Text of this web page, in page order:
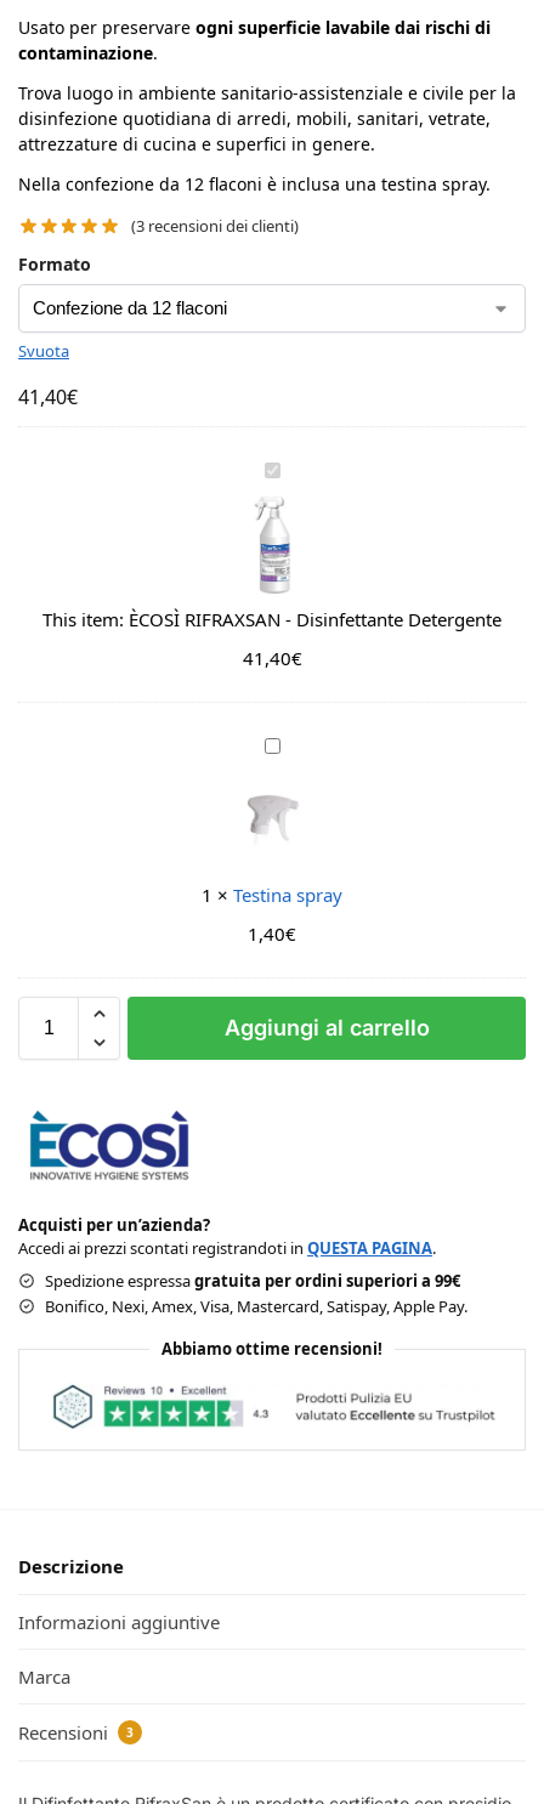
Usato per preservare ogni superficie lavabile dai rischi di
contaminazione.
Trova luogo in ambiente sanitario-assistenziale e civile per la
disinfezione quotidiana di arredi, mobili, sanitari, vetrate,
attrezzature di cucina e superfici in genere.
Nella confezione da 12 flaconi è inclusa una testina spray.
(3 recensioni dei clienti)
Formato
Svuota
41,40€
È
C
O
S
Ì
I
F
A
X
A
N
i
i
n
f
e
t
e
e
g
n
e
This item: ÈCOSÌ RIFRAXSAN - Disinfettante Detergente
41,40€
T
s
t
a
s
r
a
y
1 × Testina spray
1,40€
Aggiungi al carrello
Acquisti per un’azienda?
Accedi ai prezzi scontati registrandoti in QUESTA PAGINA.
Spedizione espressagratuita per ordini superiori a 99€
Bonifico, Nexi, Amex, Visa, Mastercard, Satispay, Apple Pay.
Abbiamo ottime recensioni!
Descrizione
Informazioni aggiuntive
Marca
Recensioni 3